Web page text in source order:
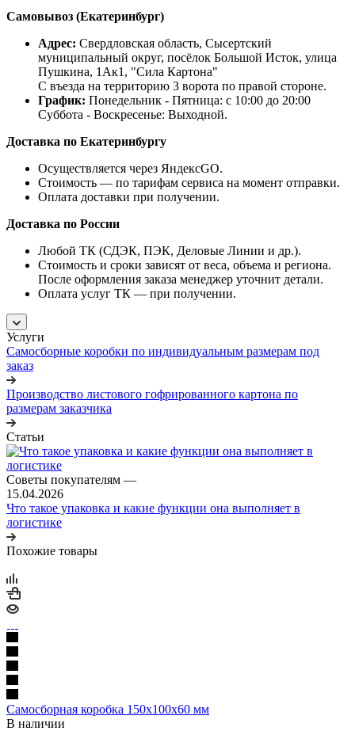
Самовывоз (Екатеринбург)
Адрес: Свердловская область, Сысертский
муниципальный округ, посёлок Большой Исток, улица
Пушкина, 1Ак1, "Сила Картона"
С въезда на территорию 3 ворота по правой стороне.
График: Понедельник - Пятница: с 10:00 до 20:00
Суббота - Воскресенье: Выходной.
Доставка по Екатеринбургу
Осуществляется через ЯндексGO.
Стоимость — по тарифам сервиса на момент отправки.
Оплата доставки при получении.
Доставка по России
Любой ТК (СДЭК, ПЭК, Деловые Линии и др.).
Стоимость и сроки зависят от веса, объема и региона.
После оформления заказа менеджер уточнит детали.
Оплата услуг ТК — при получении.
Услуги
Самосборные коробки по индивидуальным размерам под
заказ
Производство листового гофрированного картона по
размерам заказчика
Статьи
Советы покупателям —
15.04.2026
Что такое упаковка и какие функции она выполняет в
логистике
Похожие товары
Самосборная коробка 150х100х60 мм
В наличии